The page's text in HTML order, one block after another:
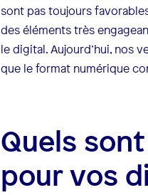
sont pas toujours
des éléments très
le digital. Aujourd’hui, nos
que le format numérique
Quels
pour vos